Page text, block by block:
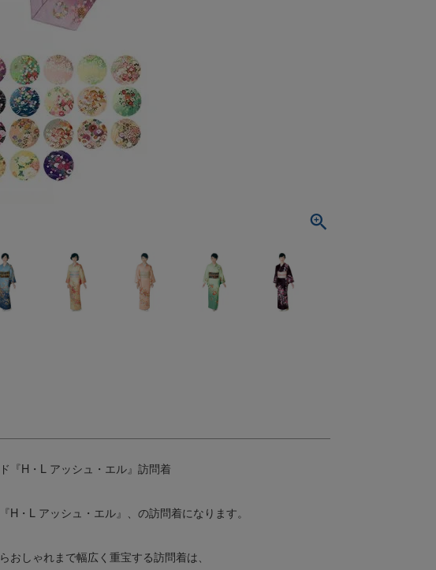
『H・L アッシュ・エル』訪問着
H・L アッシュ・エル』、の訪問着になります。
おしゃれまで幅広く重宝する訪問着は、